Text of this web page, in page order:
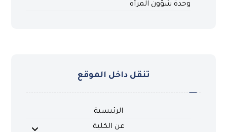
وحدة شؤون المرأة
تنقل داخل الموقع
الرئيسية
عن الكلية